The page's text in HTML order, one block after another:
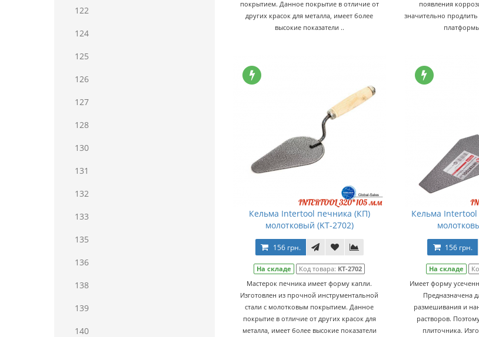
122
124
125
126
127
128
130
131
132
133
135
136
138
139
140
покрытием. Данное покрытие в отличие от
других красок для металла, имеет более
высокие показатели ..
появления
значительно
Кельма Intertool печника (КП)
молотковый (KT-2702)
156 грн.
На складе Код товара: KT-2702
Мастерок печника имеет форму капли.
Изготовлен из прочной инструментальной
стали с молотковым покрытием. Данное
покрытие в отличие от других красок для
металла, имеет более высокие показатели
Кельма
156 грн.
На складе
Имеет форму
Предназначена
размешивания и
растворов.
плиточника.